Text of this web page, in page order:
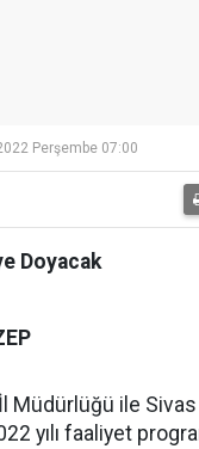
Perşembe 07:00
Doyacak
Müdürlüğü ile Sivas
yılı faaliyet